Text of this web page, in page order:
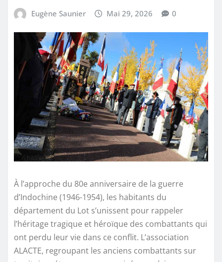
Eugène Saunier Mai 29, 2026 0
À l’approche du 80e anniversaire de la guerre
d’Indochine (1946-1954), les habitants du
département du Lot s’unissent pour rappeler
l’héritage tragique et héroïque des combattants qui
ont perdu leur vie dans ce conflit. L’association
ALACTE, regroupant les anciens combattants sur